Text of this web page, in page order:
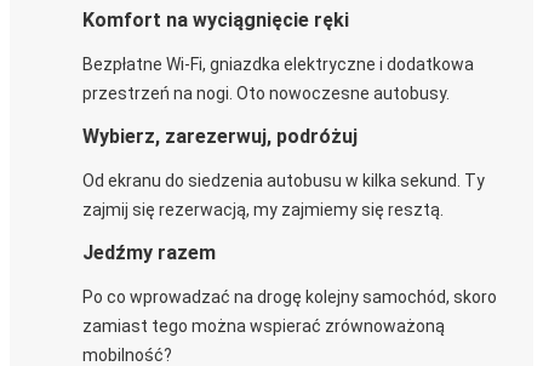
Komfort na wyciągnięcie ręki
Bezpłatne Wi-Fi, gniazdka elektryczne i dodatkowa
przestrzeń na nogi. Oto nowoczesne autobusy.
Wybierz, zarezerwuj, podróżuj
Od ekranu do siedzenia autobusu w kilka sekund. Ty
zajmij się rezerwacją, my zajmiemy się resztą.
Jedźmy razem
Po co wprowadzać na drogę kolejny samochód, skoro
zamiast tego można wspierać zrównoważoną
mobilność?